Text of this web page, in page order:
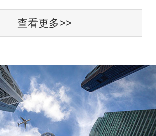
查看更多>>